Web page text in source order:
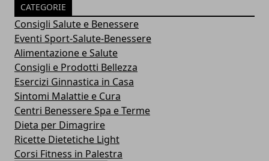
CATEGORIE
Consigli Salute e Benessere
Eventi Sport-Salute-Benessere
Alimentazione e Salute
Consigli e Prodotti Bellezza
Esercizi Ginnastica in Casa
Sintomi Malattie e Cura
Centri Benessere Spa e Terme
Dieta per Dimagrire
Ricette Dietetiche Light
Corsi Fitness in Palestra